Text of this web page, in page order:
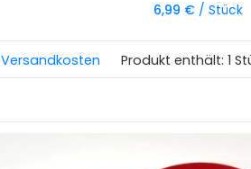
6,99 € /Stück
Versandkosten Produkt enthält: 1